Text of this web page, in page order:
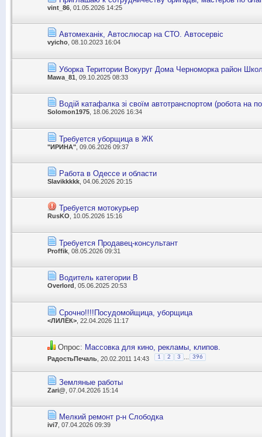
vint_86 , 01.05.2026 14:25
Автомеханік, Автослюсар на СТО. Автосервіс
vyicho , 08.10.2023 16:04
Уборка Територии Вокуруг Дома Черноморка район
Mawa_81 , 09.10.2025 08:33
Водій катафалка зі своїм автотранспортом (робота на
Solomon1975 , 18.06.2026 16:34
Требуется уборщица в ЖК
"ИРИНА" , 09.06.2026 09:37
Работа в Одессе и области
Slavikkkkk , 04.06.2026 20:15
Требуется мотокурьер
RusKO, 10.05.2026 15:16
Требуется Продавец-консультант
Proffik , 08.05.2026 09:31
Водитель категории В
Overlord , 05.06.2025 20:53
Срочно!!!!Посудомойщица, уборщица
<ЛИЛЁК> , 22.04.2026 11:17
Опрос: Массовка для кино, рекламы, клипов.
РадостьПечаль , 20.02.2011 14:43 1 2 3 396
Земляные работы
Zari@ , 07.04.2026 15:14
Мелкий ремонт р-н Слободка
ivi7 , 07.04.2026 09:39